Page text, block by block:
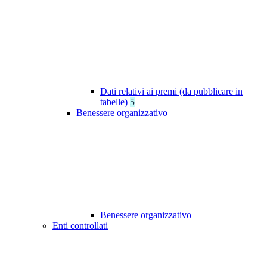
Dati relativi ai premi (da pubblicare in
tabelle) 5
Benessere organizzativo
Benessere organizzativo
Enti controllati